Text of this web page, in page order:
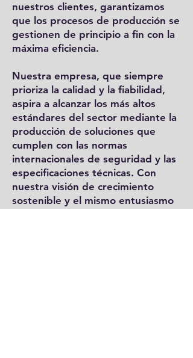
nuestros clientes, garantizamos
que los procesos de producción se
gestionen de principio a fin con la
máxima eficiencia.
Nuestra empresa, que siempre
prioriza la calidad y la fiabilidad,
aspira a alcanzar los más altos
estándares del sector mediante la
producción de soluciones que
cumplen con las normas
internacionales de seguridad y las
especificaciones técnicas. Con
nuestra visión de crecimiento
sostenible y el mismo entusiasmo